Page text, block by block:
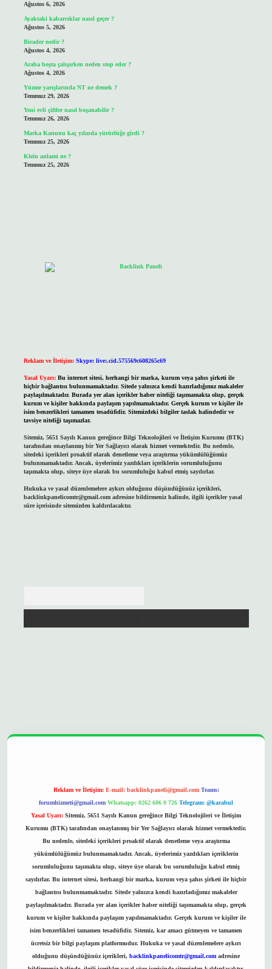
Ağustos 6, 2026
Ayaktaki kabarcıklar nasıl geçer ?
Ağustos 5, 2026
Birader nedir ?
Ağustos 4, 2026
Araba boşta çalışırken neden stop eder ?
Ağustos 4, 2026
Yüzme yarışlarında NT ne demek ?
Temmuz 29, 2026
Yeni evli çiftler nasıl boşanabilir ?
Temmuz 26, 2026
Marka Kanunu kaç yılında yürürlüğe girdi ?
Temmuz 25, 2026
Klein anlami ne ?
Temmuz 25, 2026
Reklam ve İletişim: Skype: live:.cid.575569c608265c69
Yasal Uyarı: Bu internet sitesi, herhangi bir marka, kurum veya şahıs şirketi ile
hiçbir bağlantısı bulunmamaktadır. Sitede yalnızca kendi hazırladığımız makaleler
paylaşılmaktadır. Burada yer alan içerikler haber niteliği taşımamakta olup, gerçek
kurum ve kişiler hakkında paylaşım yapılmamaktadır. Gerçek kurum ve kişiler ile
isim benzerlikleri tamamen tesadüfidir. Sitemizdeki bilgiler taslak halindedir ve
tavsiye niteliği taşımazlar.
Sitemiz, 5651 Sayılı Kanun gereğince Bilgi Teknolojileri ve İletişim Kurumu (BTK)
tarafından onaylanmış bir Yer Sağlayıcı olarak hizmet vermektedir. Bu nedenle,
sitedeki içerikleri proaktif olarak denetleme veya araştırma yükümlülüğümüz
bulunmamaktadır. Ancak, üyelerimiz yazdıkları içeriklerin sorumluluğunu
taşımakta olup, siteye üye olarak bu sorumluluğu kabul etmiş sayılırlar.
Hukuka ve yasal düzenlemelere aykırı olduğunu düşündüğünüz içerikleri,
backlinkpanelicomtr@gmail.comadresine bildirmeniz halinde, ilgili içerikler yasal
süre içerisinde sitemizden kaldırılacaktır.
Reklam ve İletişim: E-mail: backlinkpaneli@gmail.com Teams:
forumhizmeti@gmail.com Whatsapp: 0262 606 0 726 Telegram: @karabul
Yasal Uyarı: Sitemiz, 5651 Sayılı Kanun gereğince Bilgi Teknolojileri ve İletişim
Kurumu (BTK) tarafından onaylanmış bir Yer Sağlayıcı olarak hizmet vermektedir.
Bu nedenle, sitedeki içerikleri proaktif olarak denetleme veya araştırma
yükümlülüğümüz bulunmamaktadır. Ancak, üyelerimiz yazdıkları içeriklerin
sorumluluğunu taşımakta olup, siteye üye olarak bu sorumluluğu kabul etmiş
sayılırlar. Bu internet sitesi, herhangi bir marka, kurum veya şahıs şirketi ile hiçbir
bağlantısı bulunmamaktadır. Sitede yalnızca kendi hazırladığımız makaleler
paylaşılmaktadır. Burada yer alan içerikler haber niteliği taşımamakta olup, gerçek
kurum ve kişiler hakkında paylaşım yapılmamaktadır. Gerçek kurum ve kişiler ile
isim benzerlikleri tamamen tesadüfidir. Sitemiz, kar amacı gütmeyen ve tamamen
ücretsiz bir bilgi paylaşım platformudur. Hukuka ve yasal düzenlemelere aykırı
olduğunu düşündüğünüz içerikleri, backlinkpanelicomtr@gmail.com adresine